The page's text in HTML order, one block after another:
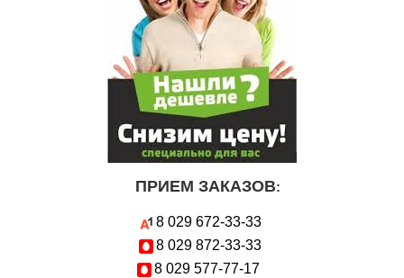
ПРИЕМ ЗАКАЗОВ:
8 029 672-33-33
8 029 872-33-33
8 029 577-77-17